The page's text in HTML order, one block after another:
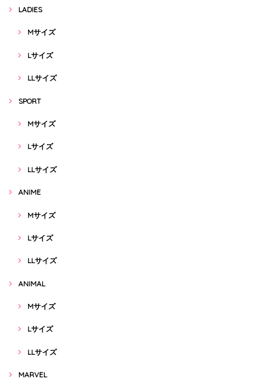
LADIES
Mサイズ
Lサイズ
LLサイズ
SPORT
Mサイズ
Lサイズ
LLサイズ
ANIME
Mサイズ
Lサイズ
LLサイズ
ANIMAL
Mサイズ
Lサイズ
LLサイズ
MARVEL